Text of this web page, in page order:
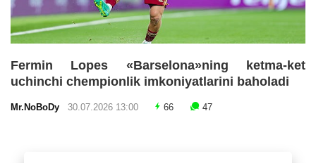
Fermin Lopes «Barselona»ning ketma-ket
uchinchi chempionlik imkoniyatlarini baholadi
Mr.NoBoDy 30.07.2026 13:00 66 47